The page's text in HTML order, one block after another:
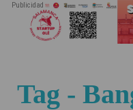
Publicidad
Tag -